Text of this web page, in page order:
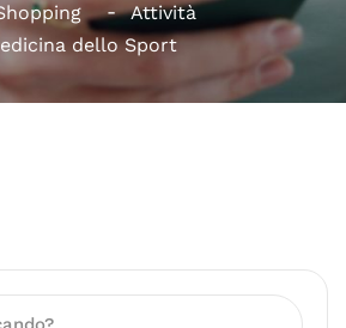
Attività
dello Sport